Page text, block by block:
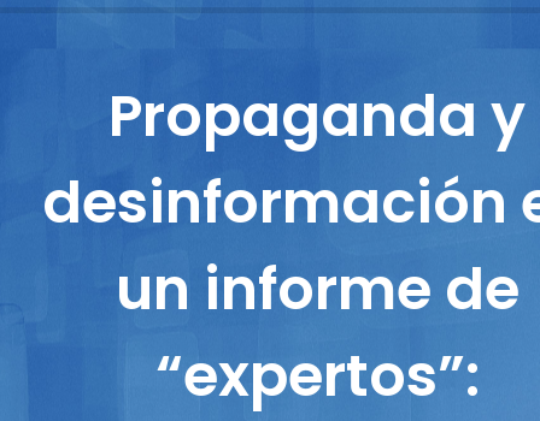
Reportajes
Columnistas
Propaganda y
desinformación
un informe de
“expertos”: